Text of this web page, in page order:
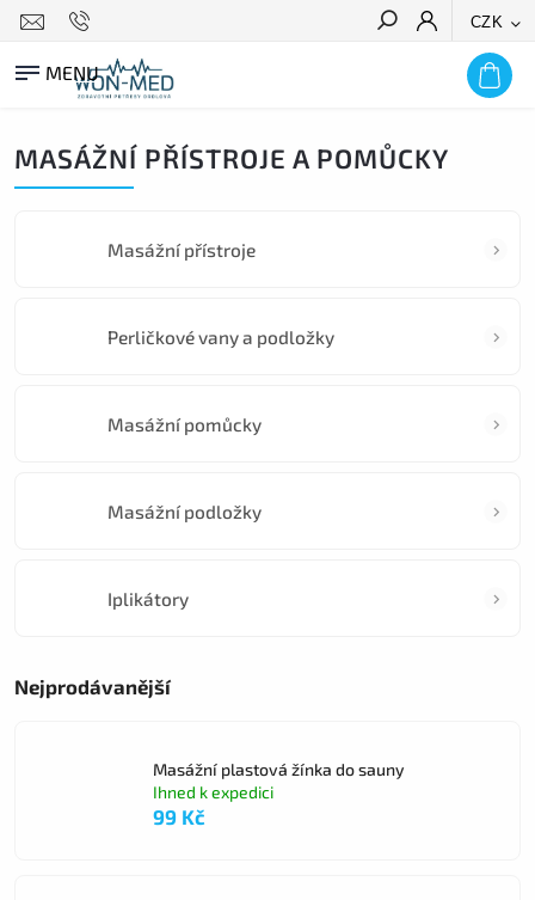
CZK
HLEDAT
MASÁŽNÍ PŘÍSTROJE A POMŮCKY
Masážní přístroje
Perličkové vany a podložky
Masážní pomůcky
Masážní podložky
Iplikátory
Nejprodávanější
Masážní plastová žínka do sauny
Ihned k expedici
99 Kč